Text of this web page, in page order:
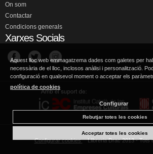
On som
Contactar
Condicions generals
Xarxes Socials
Configurar cookies Llibreria Drac 2013 - Tots
Aquest lloc web emmagatzema dades com galetes per
necessària de el lloc, inclosos anàlisi i personalització.
configuració en qualsevol moment o acceptar els
política de cookies
Configurar
Rebutjar totes les cookies
Acceptar totes les cookies